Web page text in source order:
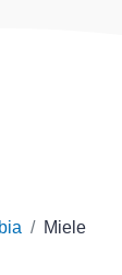
Miele